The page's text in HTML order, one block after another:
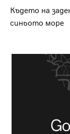
Където на
синьото море